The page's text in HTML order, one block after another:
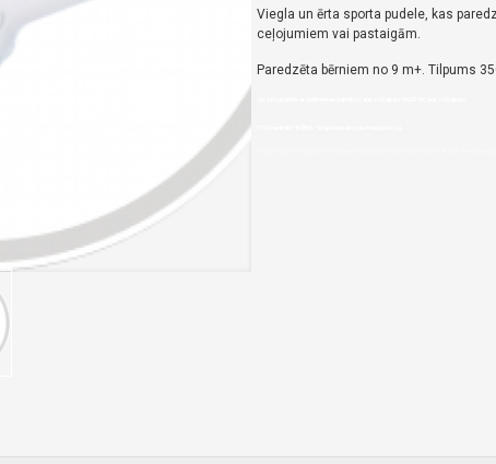
Viegla un ērta sporta pudele, kas
ceļojumiem vai pastaigām.
Paredzēta bērniem no 9 m+. Tilpums
Nopirkt Sporta pudele ar svērteni un salmiņu Canpol babies 56/518--par zemu